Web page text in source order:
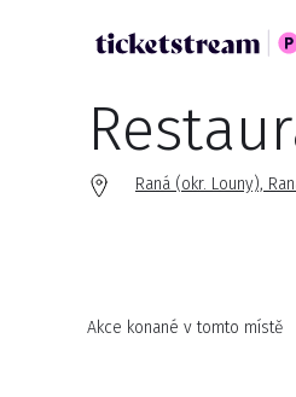
Raná (okr. Louny),
Akce konané v tomto místě